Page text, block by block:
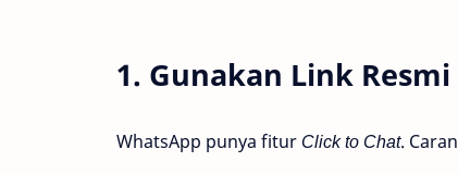
1. Gunakan Link
WhatsApp punya fitur Click to Chat.